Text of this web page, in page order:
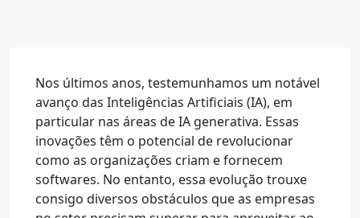
Nos últimos anos, testemunhamos um notável
avanço das Inteligências Artificiais (IA), em
particular nas áreas de IA generativa. Essas
inovações têm o potencial de revolucionar
como as organizações criam e fornecem
softwares. No entanto, essa evolução trouxe
consigo diversos obstáculos que as empresas